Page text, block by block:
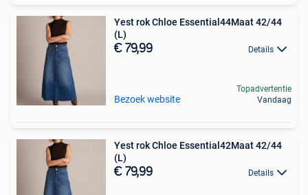
Yest rok Chloe Essential44Maat 42/44
(L)
€ 79,99 Details
Bezoek website
Topadvertentie
Vandaag
Yest rok Chloe Essential42Maat 42/44
(L)
€ 79,99 Details